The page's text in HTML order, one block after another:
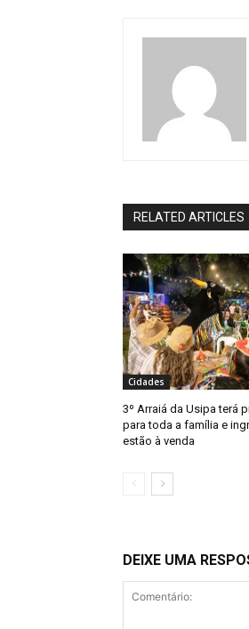
RELATED ARTICLES
Cidades
3º Arraiá da Usipa terá
para toda a família e
estão à venda
DEIXE UMA